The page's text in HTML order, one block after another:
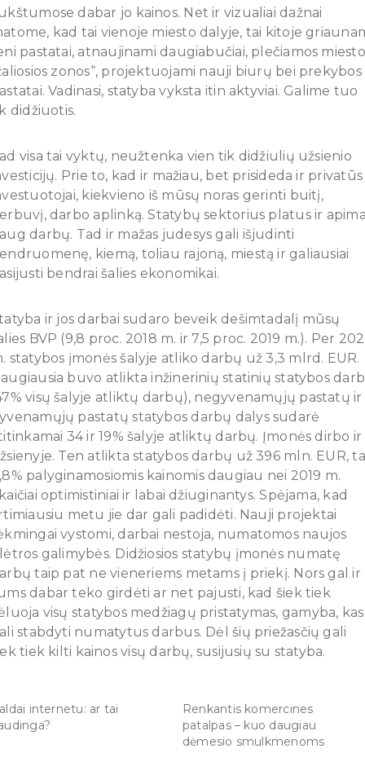
dabar jo kainos. Net ir vizualiai dažnai
kad tai vienoje miesto dalyje, tai kitoje
pastatai, atnaujinami daugiabučiai, plečiamos miesto
zonos“, projektuojami nauji biurų bei prekybos
Vadinasi, statyba vyksta itin aktyviai. Galime tuo
didžiuotis.
visa tai vyktų, neužtenka vien tik didžiulių užsienio
Prie to, kad ir mažiau, bet prisideda ir privatūs
kiekvieno iš mūsų noras gerinti buitį,
darbo aplinką. Statybų sektorius platus ir
darbų. Tad ir mažas judesys gali išjudinti
kiemą, toliau rajoną, miestą ir galiausiai
bendrai šalies ekonomikai.
ir jos darbai sudaro beveik dešimtadalį mūsų
BVP (9,8 proc. 2018 m. ir 7,5 proc. 2019 m.). Per
statybos įmonės šalyje atliko darbų už 3,3 mlrd. EUR.
buvo atlikta inžinerinių statinių statybos
visų šalyje atliktų darbų), negyvenamųjų pastatų ir
pastatų statybos darbų dalys sudarė
34 ir 19% šalyje atliktų darbų. Įmonės dirbo ir
Ten atlikta statybos darbų už 396 mln. EUR,
palyginamosiomis kainomis daugiau nei 2019 m.
optimistiniai ir labai džiuginantys. Spėjama, kad
metu jie dar gali padidėti. Nauji projektai
vystomi, darbai nestoja, numatomos naujos
galimybės. Didžiosios statybų įmonės numatę
taip pat ne vieneriems metams į priekį. Nors gal ir
dabar teko girdėti ar net pajusti, kad šiek tiek
visų statybos medžiagų pristatymas, gamyba, kas
stabdyti numatytus darbus. Dėl šių priežasčių gali
tiek kilti kainos visų darbų, susijusių su statyba.
internetu: ar tai
Renkantis komercines
patalpas – kuo daugiau
dėmesio smulkmenoms